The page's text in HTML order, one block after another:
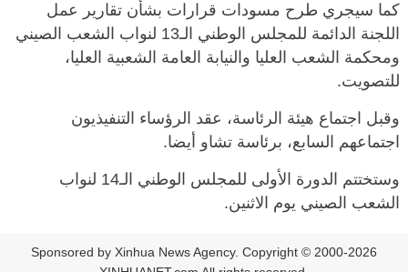
كما سيجري طرح مسودات قرارات بشأن تقارير عمل
اللجنة الدائمة للمجلس الوطني الـ13 لنواب الشعب الصيني
ومحكمة الشعب العليا والنيابة العامة الشعبية العليا،
للتصويت.
وقبل اجتماع هيئة الرئاسة، عقد الرؤساء التنفيذيون
اجتماعهم السابع، برئاسة تشاو أيضا.
وستختتم الدورة الأولى للمجلس الوطني الـ14 لنواب
الشعب الصيني يوم الاثنين.
Sponsored by Xinhua News Agency. Copyright © 2000-2026